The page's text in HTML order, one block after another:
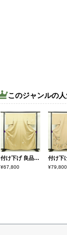
このジャンルの
付け下げ 良品 しつけ糸付き 正絹 花柄 袷仕立て 身丈158.5cm 裄丈66.5cm 金彩 ベージュ
¥67,800 ¥79,800